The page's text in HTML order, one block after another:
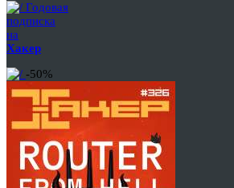
Годовая
подписка
на
Хакер
-50%